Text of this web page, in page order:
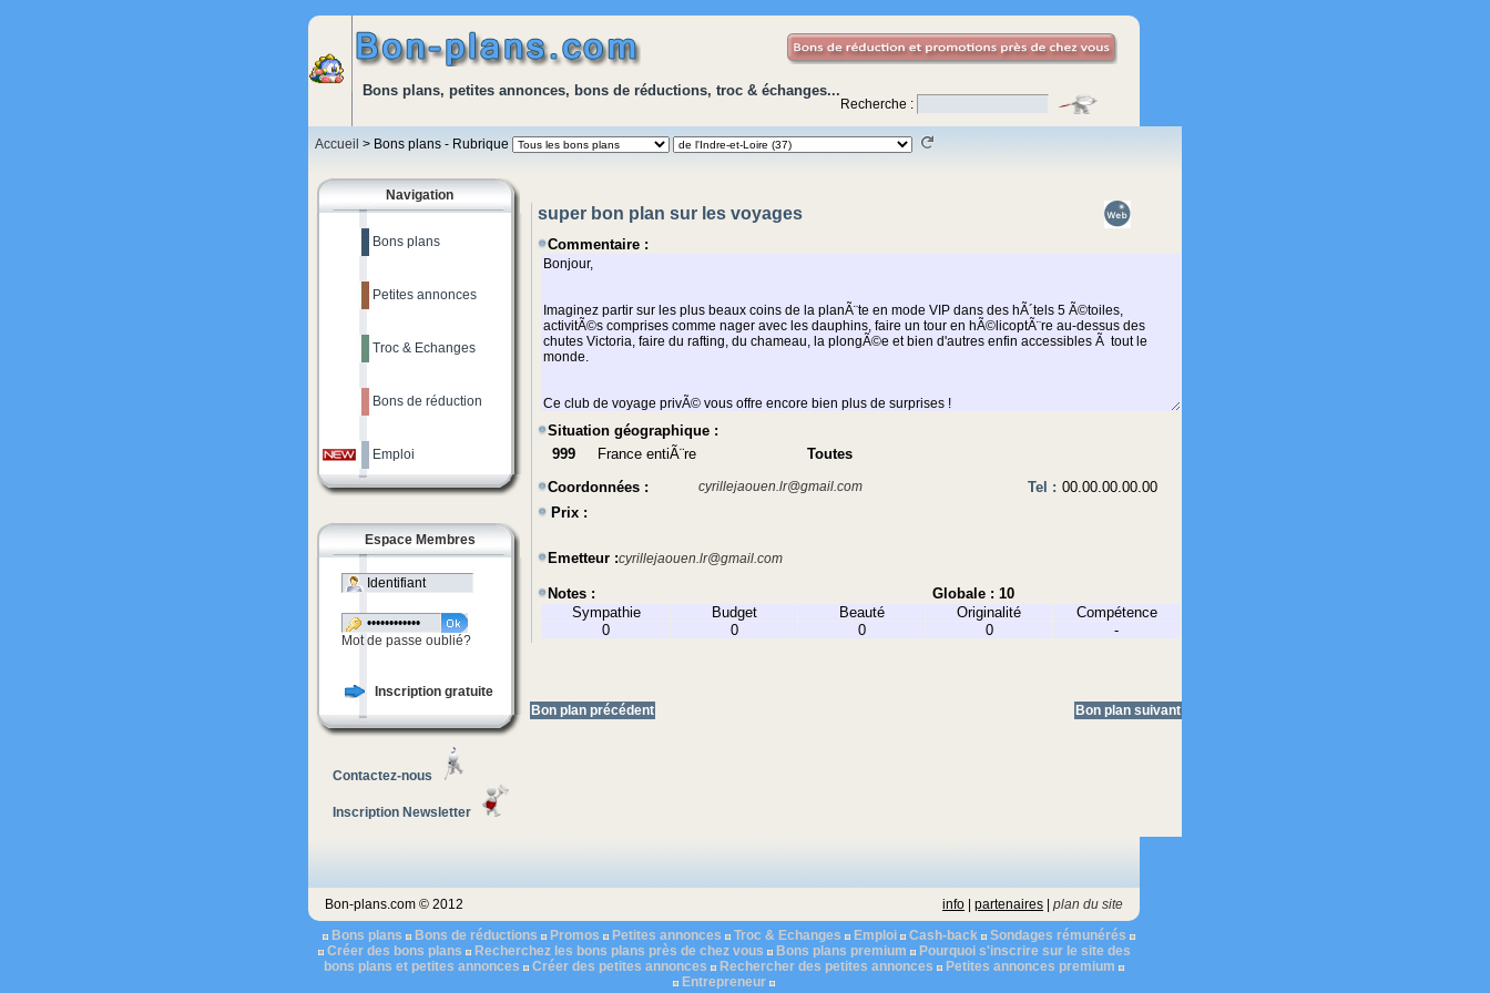
Bons plans, petites annonces, bons de réductions, troc & échanges...
Recherche :
Accueil > Bons plans - Rubrique
Navigation
Bons plans
Petites annonces
Troc & Echanges
Bons de réduction
Emploi
Espace Membres
Mot de passe oublié?
Inscription gratuite
Contactez-nous
Inscription Newsletter
super bon plan sur les voyages
Commentaire :
Situation géographique :
999
France entiÃ¨re
Toutes
Coordonnées :
cyrillejaouen.lr@gmail.com Tel : 00.00.00.00.00
Prix :
Emetteur :cyrillejaouen.lr@gmail.com
Notes :
Globale : 10
Sympathie
Budget Beauté Originalité
Compétence
0
0 0 0 -
Bon plan précédent Bon plan suivant
Bon-plans.com © 2012 info partenaires
plan du site
Bons plans
Bons de réductions Promos Petites annonces Troc & Echanges Emploi Cash-back
Sondages rémunérés
Créer des bons plans
Recherchez les bons plans près de chez vous Bons plans premium
Pourquoi s'inscrire sur le site des
bons plans et petites annonces
Créer des petites annonces Rechercher des petites annonces
Petites annonces premium
Entrepreneur